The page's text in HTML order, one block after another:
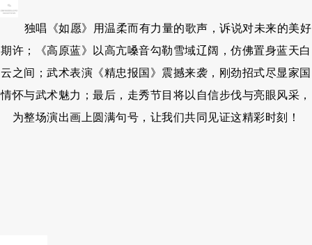
独唱《如愿》用温柔而有力量的歌声，诉说对未来的美好
期许；《高原蓝》以高亢嗓音勾勒雪域辽阔，仿佛置身蓝天白
云之间；武术表演《精忠报国》震撼来袭，刚劲招式尽显家国
情怀与武术魅力；最后，走秀节目将以自信步伐与亮眼风采，
为整场演出画上圆满句号，让我们共同见证这精彩时刻！